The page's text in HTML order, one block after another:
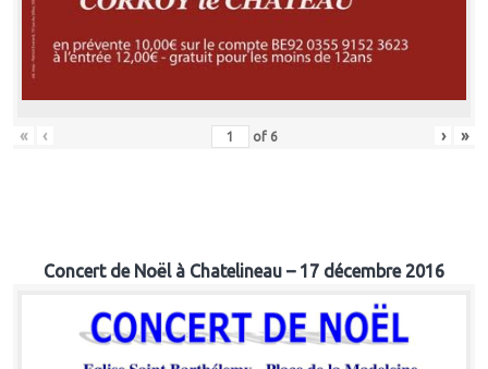
« ‹ of 6 › »
Concert de Noël à Chatelineau – 17 décembre 2016